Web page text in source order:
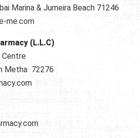
Marina & Jumeira Beach 71246
me.com
(L.L.C)
Centre
Metha 72276